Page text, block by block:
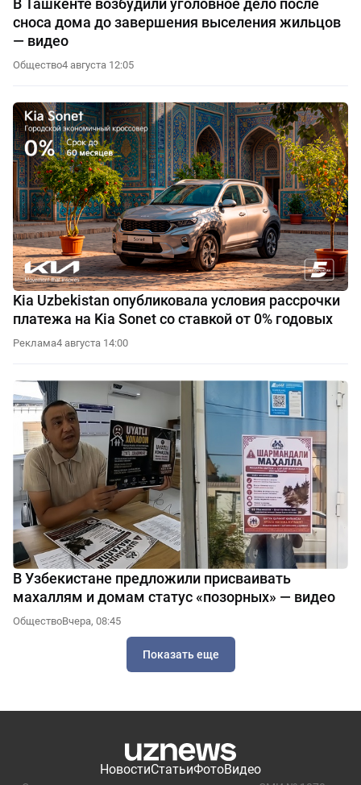
В Ташкенте возбудили уголовное дело после
сноса дома до завершения выселения жильцов
— видео
Общество4 августа 12:05
Kia Uzbekistan опубликовала условия рассрочки
платежа на Kia Sonet со ставкой от 0% годовых
Реклама4 августа 14:00
В Узбекистане предложили присваивать
махаллям и домам статус «позорных» — видео
ОбществоВчера, 08:45
Показать еще
НовостиСтатьиФотоВидео